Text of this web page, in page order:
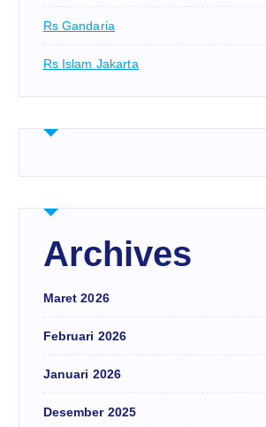
Rs Gandaria
Rs Islam Jakarta
Archives
Maret 2026
Februari 2026
Januari 2026
Desember 2025